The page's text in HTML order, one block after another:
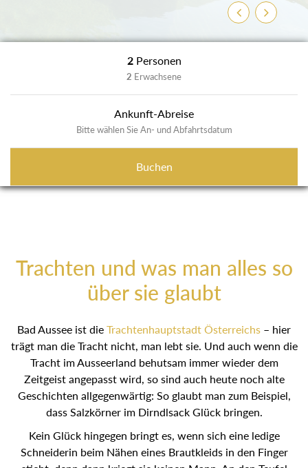
ZurückWeiter
2 Personen
2 Erwachsene
Ankunft-Abreise
Bitte wählen Sie An- und Abfahrtsdatum
Buchen
Trachten und was man alles so
über sie glaubt
Bad Aussee ist dieTrachtenhauptstadt Österreichs– hier
trägt man die Tracht nicht, man lebt sie. Und auch wenn die
Tracht im Ausseerland behutsam immer wieder dem
Zeitgeist angepasst wird, so sind auch heute noch alte
Geschichten allgegenwärtig: So glaubt man zum Beispiel,
dass Salzkörner im Dirndlsack Glück bringen.
Kein Glück hingegen bringt es, wenn sich eine ledige
Schneiderin beim Nähen eines Brautkleids in den Finger